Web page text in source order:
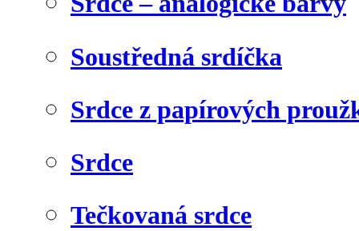
Soustředná srdíčka
Srdce z papírových
Srdce
Tečkovaná srdce